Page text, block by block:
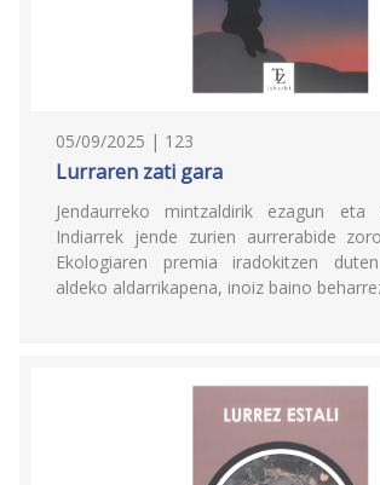
05/09/2025 | 123
Lurraren zati gara
Jendaurreko mintzaldirik ezagun eta
Indiarrek jende zurien aurrerabide
Ekologiaren premia iradokitzen
aldeko aldarrikapena, inoiz baino